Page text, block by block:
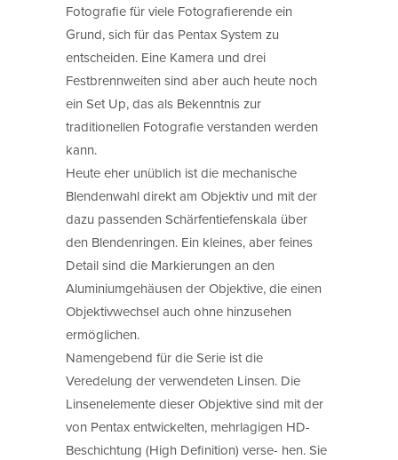
Fotografie für viele Fotografierende ein
Grund, sich für das Pentax System zu
entscheiden. Eine Kamera und drei
Festbrennweiten sind aber auch heute noch
ein Set Up, das als Bekenntnis zur
traditionellen Fotografie verstanden werden
kann.
Heute eher unüblich ist die mechanische
Blendenwahl direkt am Objektiv und mit der
dazu passenden Schärfentiefenskala über
den Blendenringen. Ein kleines, aber feines
Detail sind die Markierungen an den
Aluminiumgehäusen der Objektive, die einen
Objektivwechsel auch ohne hinzusehen
ermöglichen.
Namengebend für die Serie ist die
Veredelung der verwendeten Linsen. Die
Linsenelemente dieser Objektive sind mit der
von Pentax entwickelten, mehrlagigen HD-
Beschichtung (High Definition) verse- hen. Sie